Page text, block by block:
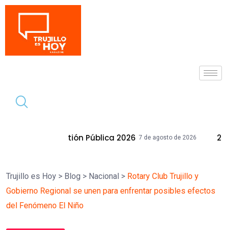
Pública 2026 7 de agosto de 2026 28 Inmuebles
Trujillo es Hoy > Blog > Nacional > Rotary Club Trujillo y
Gobierno Regional se unen para enfrentar posibles efectos
del Fenómeno El Niño